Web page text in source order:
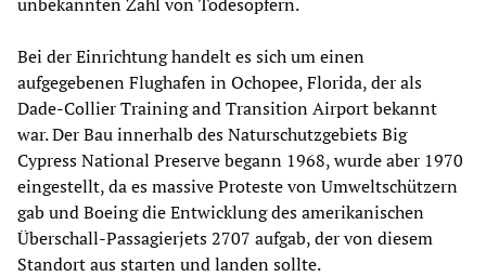
Bei der Einrichtung handelt es sich um einen
aufgegebenen Flughafen in Ochopee, Florida, der als
Dade-Collier Training and Transition Airport bekannt
war. Der Bau innerhalb des Naturschutzgebiets Big
Cypress National Preserve begann 1968, wurde aber 1970
eingestellt, da es massive Proteste von Umweltschützern
gab und Boeing die Entwicklung des amerikanischen
Überschall-Passagierjets 2707 aufgab, der von diesem
Standort aus starten und landen sollte.